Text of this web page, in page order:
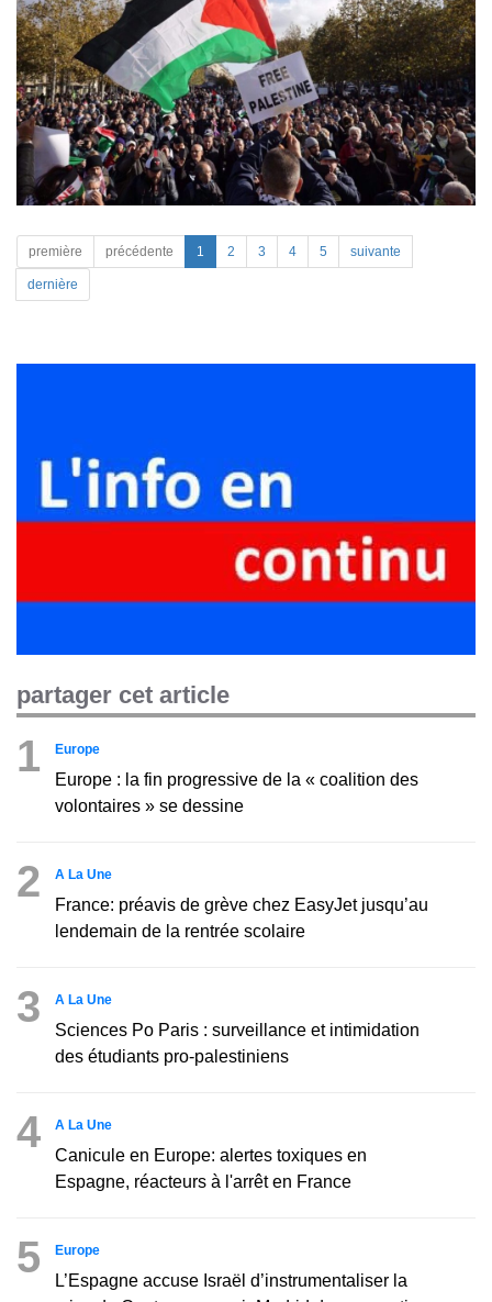
première précédente 1 2 3 4 5 suivante
dernière
partager cet article
1 Europe
Europe : la fin progressive de la « coalition des
volontaires » se dessine
2 A La Une
France: préavis de grève chez EasyJet jusqu’au
lendemain de la rentrée scolaire
3 A La Une
Sciences Po Paris : surveillance et intimidation
des étudiants pro-palestiniens
4 A La Une
Canicule en Europe: alertes toxiques en
Espagne, réacteurs à l'arrêt en France
5 Europe
L’Espagne accuse Israël d’instrumentaliser la